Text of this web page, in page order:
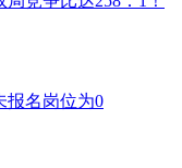
报名岗位为0